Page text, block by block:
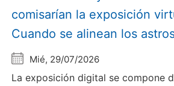
comisarían la exposición
Cuando se alinean los
Mié, 29/07/2026
La exposición digital se compone